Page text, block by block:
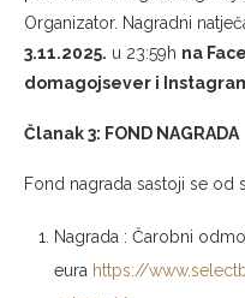
Organizator. Nagradni
3.11.2025. u 23:59h na
domagojsever i
Članak 3: FOND NAGRADA
Fond nagrada sastoji se od
Nagrada : Čarobni
eura https://